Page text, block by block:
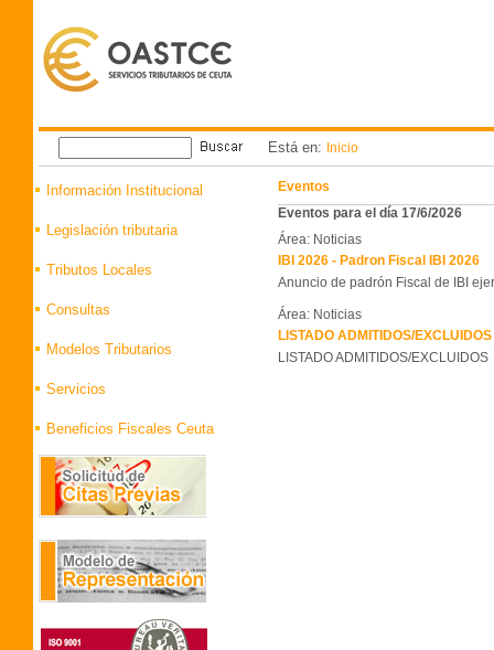
Está en: Inicio
Información Institucional
Legislación tributaria
Tributos Locales
Consultas
Modelos Tributarios
Servicios
Beneficios Fiscales Ceuta
Eventos
Eventos para el día 17/6/2026
Área: Noticias
IBI 2026 - Padron Fiscal IBI 2026
Anuncio de padrón Fiscal de IBI
Área: Noticias
LISTADO ADMITIDOS/
LISTADO ADMITIDOS/EXCLUIDOS